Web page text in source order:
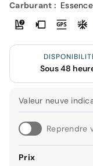
Carburant : Essence
Sous 48
Valeur neuve
Reprendre
Prix